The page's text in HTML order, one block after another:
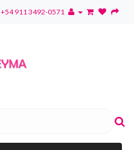
+54 911 3492-0571